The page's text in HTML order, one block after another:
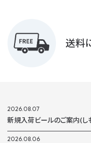
送料
2026.08.07
新規入荷ビールのご案内(し
2026.08.06